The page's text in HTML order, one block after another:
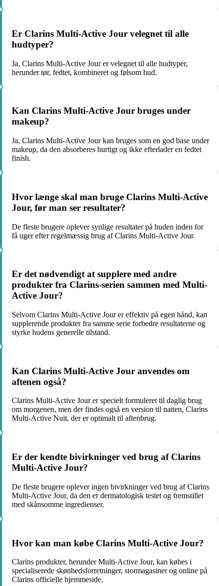
Er Clarins Multi-Active Jour velegnet til alle
hudtyper?
Ja, Clarins Multi-Active Jour er velegnet til alle hudtyper,
herunder tør, fedtet, kombineret og følsom hud.
Kan Clarins Multi-Active Jour bruges under
makeup?
Ja, Clarins Multi-Active Jour kan bruges som en god base under
makeup, da den absorberes hurtigt og ikke efterlader en fedtet
finish.
Hvor længe skal man bruge Clarins Multi-Active
Jour, før man ser resultater?
De fleste brugere oplever synlige resultater på huden inden for
få uger efter regelmæssig brug af Clarins Multi-Active Jour.
Er det nødvendigt at supplere med andre
produkter fra Clarins-serien sammen med Multi-
Active Jour?
Selvom Clarins Multi-Active Jour er effektiv på egen hånd, kan
supplerende produkter fra samme serie forbedre resultaterne og
styrke hudens generelle tilstand.
Kan Clarins Multi-Active Jour anvendes om
aftenen også?
Clarins Multi-Active Jour er specielt formuleret til daglig brug
om morgenen, men der findes også en version til natten, Clarins
Multi-Active Nuit, der er optimalt til aftenbrug.
Er der kendte bivirkninger ved brug af Clarins
Multi-Active Jour?
De fleste brugere oplever ingen bivirkninger ved brug af Clarins
Multi-Active Jour, da den er dermatologisk testet og fremstillet
med skånsomme ingredienser.
Hvor kan man købe Clarins Multi-Active Jour?
Clarins produkter, herunder Multi-Active Jour, kan købes i
specialiserede skønhedsforretninger, stormagasiner og online på
Clarins officielle hjemmeside.